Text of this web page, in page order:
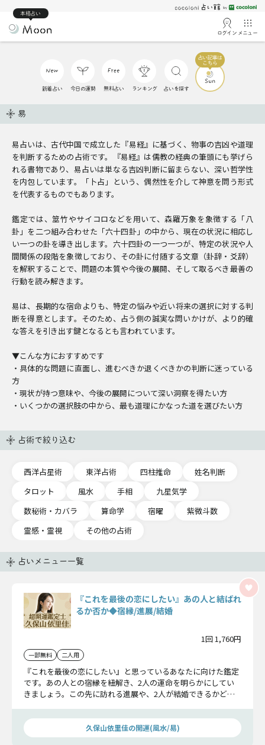
本格占い
ログイン メニュー
新着占い 今日の運勢 無料占い ランキング 占いを探す
易
易占いは、古代中国で成立した『易経』に基づく、物事の吉凶や道理
を判断するための占術です。『易経』は儒教の経典の筆頭にも挙げら
れる書物であり、易占いは単なる吉凶判断に留まらない、深い哲学性
を内包しています。「卜占」という、偶然性を介して神意を問う形式
を代表するものでもあります。
鑑定では、筮竹やサイコロなどを用いて、森羅万象を象徴する「八
卦」を二つ組み合わせた「六十四卦」の中から、現在の状況に相応し
い一つの卦を導き出します。六十四卦の一つ一つが、特定の状況や人
間関係の段階を象徴しており、その卦に付随する文章（卦辞・爻辞）
を解釈することで、問題の本質や今後の展開、そして取るべき最善の
行動を読み解きます。
易は、長期的な宿命よりも、特定の悩みや近い将来の選択に対する判
断を得意とします。そのため、占う側の誠実な問いかけが、より的確
な答えを引き出す鍵となるとも言われています。
▼こんな方におすすめです
・具体的な問題に直面し、進むべきか退くべきかの判断に迷っている
方
・現状が持つ意味や、今後の展開について深い洞察を得たい方
・いくつかの選択肢の中から、最も道理にかなった道を選びたい方
占術で絞り込む
西洋占星術 東洋占術 四柱推命
姓名判断
タロット
風水 手相
九星気学
数秘術・カバラ
算命学 宿曜
紫微斗数
霊感・霊視
その他の占術
占いメニュー一覧
『これを最後の恋にしたい』あの人と結ばれ
るか否か◆宿縁/進展/結婚
1回 1,760円
一部無料 二人用
『これを最後の恋にしたい』と思っているあなたに向けた鑑定
です。あの人との宿縁を紐解き、2人の運命を明らかにしてい
きましょう。この先に訪れる進展や、2人が結婚できるかどう
久保山依里佳の開運(風水/易)